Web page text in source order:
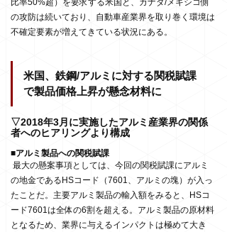
比率50%超）を要求する米国と、カナダ/メキシコ側
の攻防は続いており、自動車産業界を取り巻く環境は
不確定要素が増えてきている状況にある。
米国、鉄鋼/アルミに対する関税賦課
で製品価格上昇が懸念材料に
▽2018年3月に実施したアルミ産業界の関係
者へのヒアリングより構成
■アルミ製品への関税賦課
最大の懸案事項としては、今回の関税賦課にアルミ
の地金であるHSコード（7601、アルミの塊）が入っ
たことだ。主要アルミ製品の輸入額をみると、HSコ
ード7601は全体の6割を超える。アルミ製品の原材料
となるため、業界に与えるインパクトは極めて大き